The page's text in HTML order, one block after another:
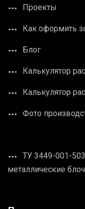
Проекты
Как оформить
Блог
Калькулятор
Калькулятор
Фото
ТУ 3449-001-
металлические